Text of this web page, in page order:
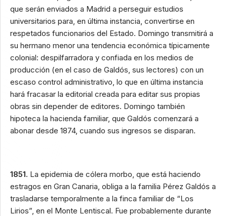
que serán enviados a Madrid a perseguir estudios
universitarios para, en última instancia, convertirse en
respetados funcionarios del Estado. Domingo transmitirá a
su hermano menor una tendencia económica típicamente
colonial: despilfarradora y confiada en los medios de
producción (en el caso de Galdós, sus lectores) con un
escaso control administrativo, lo que en última instancia
hará fracasar la editorial creada para editar sus propias
obras sin depender de editores. Domingo también
hipoteca la hacienda familiar, que Galdós comenzará a
abonar desde 1874, cuando sus ingresos se disparan.
1851. La epidemia de cólera morbo, que está haciendo
estragos en Gran Canaria, obliga a la familia Pérez Galdós a
trasladarse temporalmente a la finca familiar de “Los
Lirios”, en el Monte Lentiscal. Fue probablemente durante